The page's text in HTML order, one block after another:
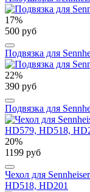
17%
500 руб
Подвязка для
22%
390 руб
Подвязка для
20%
1199 руб
Чехол для
HD518, HD201